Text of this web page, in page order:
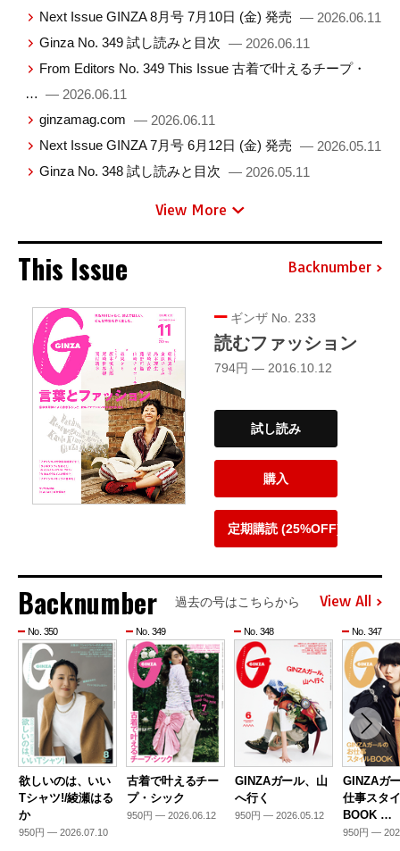
Next Issue GINZA 8月号 7月10日 (金) 発売 — 2026.06.11
Ginza No. 349 試し読みと目次 — 2026.06.11
From Editors No. 349 This Issue 古着で叶えるチープ・
… — 2026.06.11
ginzamag.com — 2026.06.11
Next Issue GINZA 7月号 6月12日 (金) 発売 — 2026.05.11
Ginza No. 348 試し読みと目次 — 2026.05.11
View More
This Issue Backnumber
ギンザ No. 233
読むファッション
794円 — 2016.10.12
試し読み
購入
定期購読 (25%OFF)
Backnumber 過去の号はこちらから View All
No. 350
欲しいのは、いい
Tシャツ!/綾瀬はる
か
950円 — 2026.07.10
No. 349
古着で叶えるチー
プ・シック
950円 — 2026.06.12
No. 348
GINZAガール、山
へ行く
950円 — 2026.05.12
No. 347
GINZAガ
仕事スタ
BOOK …
950円 —